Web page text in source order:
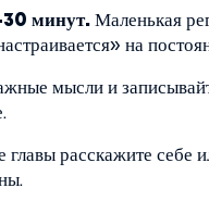
минут. Маленькая
на
мысли и
главы расскажите себе